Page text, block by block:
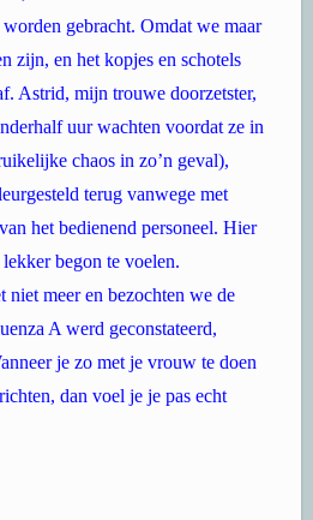
gebracht. Omdat we maar
zijn, en het kopjes en schotels
Astrid, mijn trouwe doorzetster,
uur wachten voordat ze in
chaos in zo’n geval),
terug vanwege met
het bedienend personeel. Hier
begon te voelen.
niet meer en bezochten we de
A werd geconstateerd,
je zo met je vrouw te doen
dan voel je je pas echt